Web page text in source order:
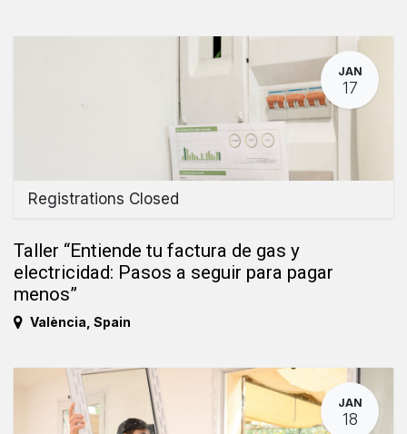
JAN
17
Registrations Closed
Taller “Entiende tu factura de gas y
electricidad: Pasos a seguir para pagar
menos”
València Spain
JAN
18